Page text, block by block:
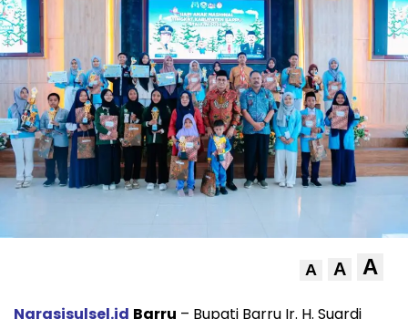
A A A
Narasisulsel.id Barru – Bupati Barru Ir. H. Suardi